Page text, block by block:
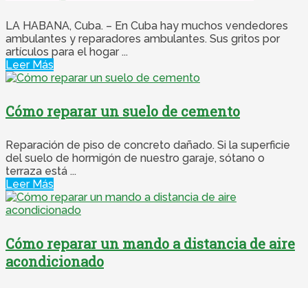
LA HABANA, Cuba. – En Cuba hay muchos vendedores
ambulantes y reparadores ambulantes. Sus gritos por
artículos para el hogar ...
Leer Más
Cómo reparar un suelo de cemento
Reparación de piso de concreto dañado. Si la superficie
del suelo de hormigón de nuestro garaje, sótano o
terraza está ...
Leer Más
Cómo reparar un mando a distancia de aire
acondicionado